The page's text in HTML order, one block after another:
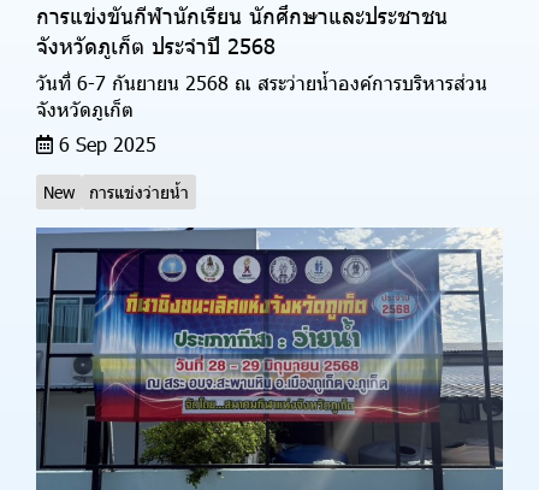
การแข่งขันกีฬานักเรียน นักศึกษาและประชาชน
จังหวัดภูเก็ต ประจำปี 2568
วันที่ 6-7 กันยายน 2568 ณ สระว่ายน้ำองค์การบริหารส่วน
จังหวัดภูเก็ต
6 Sep 2025
New การแข่งว่ายน้ำ